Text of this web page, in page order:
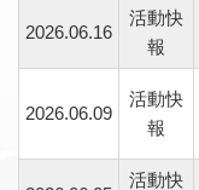
2026.06.16
活動快
報
2026.06.09
活動快
報
活動快